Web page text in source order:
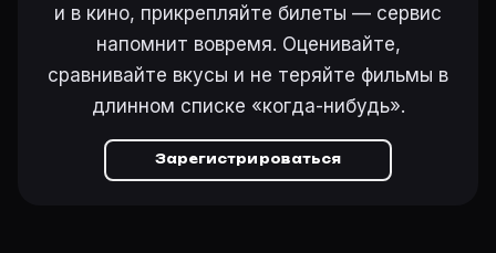
и в кино, прикрепляйте билеты — сервис
напомнит вовремя. Оценивайте,
сравнивайте вкусы и не теряйте фильмы в
длинном списке «когда-нибудь».
Зарегистрироваться